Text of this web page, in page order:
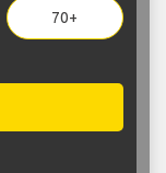
70+